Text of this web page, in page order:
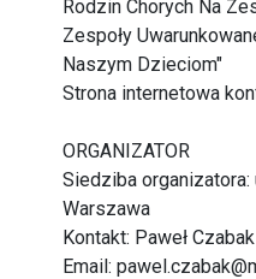
Rodzin Chorych Na
Zespoły
Naszym Dzieciom"
Strona internetowa
ORGANIZATOR
Siedziba organizatora:
Warszawa
Kontakt: Paweł
Email: